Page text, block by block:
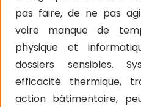
pas faire, de ne pas
voire manque de
physique et
dossiers sensibles.
efficacité thermique,
action bâtimentaire,